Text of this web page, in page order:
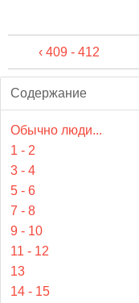
‹ 409 - 412
Содержание
Обычно люди...
1 - 2
3 - 4
5 - 6
7 - 8
9 - 10
11 - 12
13
14 - 15